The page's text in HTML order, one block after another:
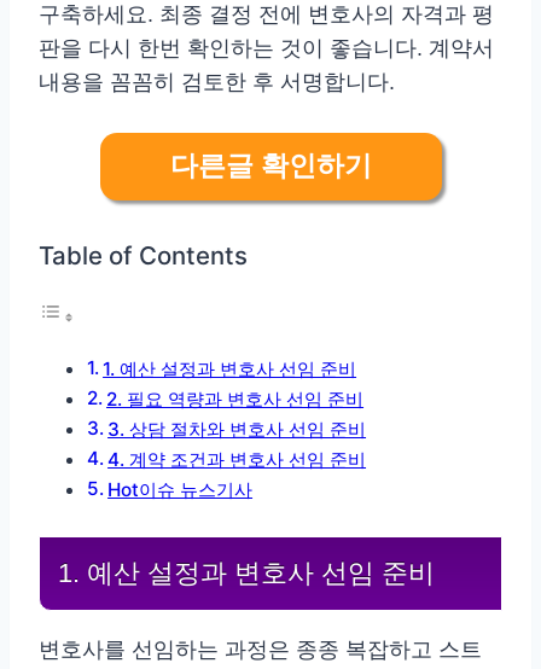
구축하세요. 최종 결정 전에 변호사의 자격과 평
판을 다시 한번 확인하는 것이 좋습니다. 계약서
내용을 꼼꼼히 검토한 후 서명합니다.
다른글 확인하기
Table of Contents
1. 예산 설정과 변호사 선임 준비
2. 필요 역량과 변호사 선임 준비
3. 상담 절차와 변호사 선임 준비
4. 계약 조건과 변호사 선임 준비
Hot이슈 뉴스기사
1. 예산 설정과 변호사 선임 준비
변호사를 선임하는 과정은 종종 복잡하고 스트